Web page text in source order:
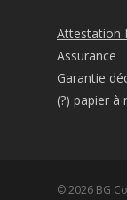
Attestation
Assurance
Garantie
(?) papier à
© 2026 BG